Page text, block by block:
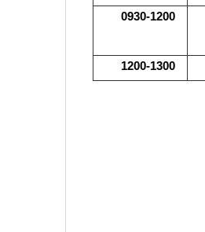
0930-1200
1200-1300